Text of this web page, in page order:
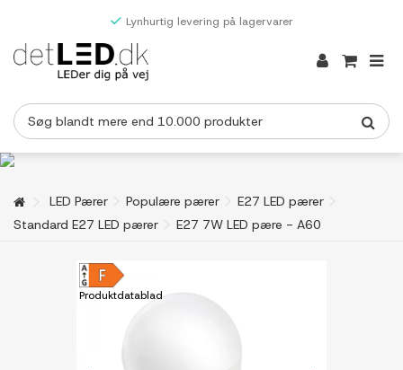
Lynhurtig levering på lagervarer
LED Pærer Populære pærer
E27 LED pærer
Standard E27 LED pærer
E27 7W LED pære - A60
Produktdatablad